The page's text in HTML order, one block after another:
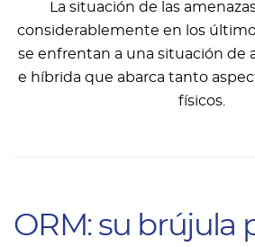
La situación de las
considerablemente en los
se enfrentan a una situación de
e híbrida que abarca tanto
físicos.
ORM: su brújula